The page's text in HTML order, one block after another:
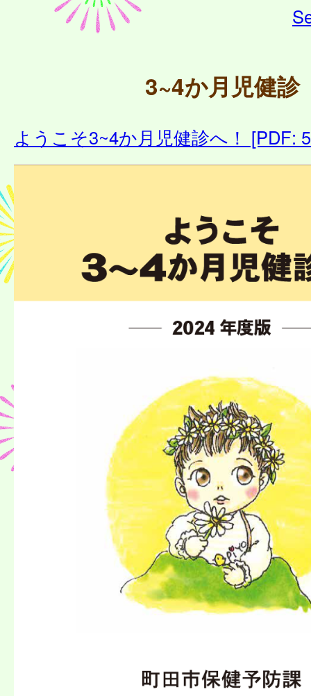
3~4か月児健診
ようこそ3~4か月児健診へ！ [PDF: